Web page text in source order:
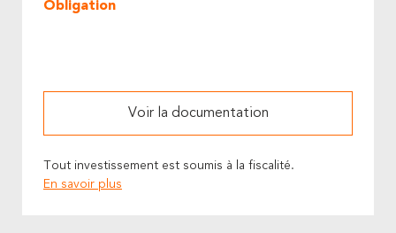
Obligation
Voir la documentation
Tout investissement est soumis à la fiscalité.
En savoir plus